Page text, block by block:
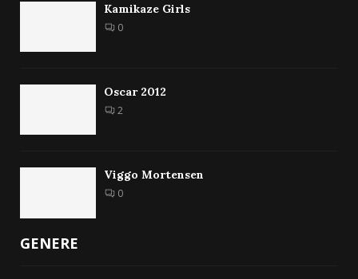
Kamikaze Girls
0
Oscar 2012
2
Viggo Mortensen
0
GENERE